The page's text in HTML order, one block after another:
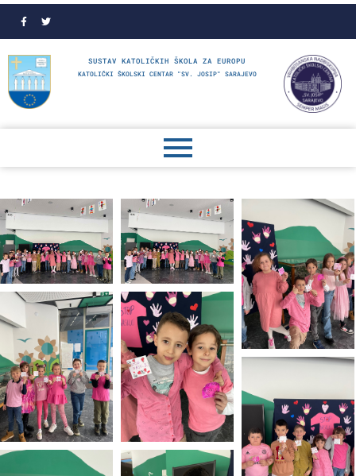
SUSTAV KATOLIČKIH ŠKOLA ZA EUROPU
KATOLIČKI ŠKOLSKI CENTAR "SV. JOSIP" SARAJEVO